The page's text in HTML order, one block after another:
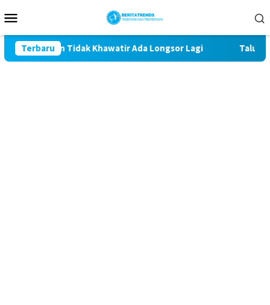
ke
Mobile
Terbaru
Tidak Khawatir Ada Longsor Lagi Talud Rampung,